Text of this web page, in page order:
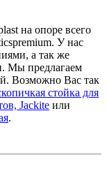
на опоре всего
У нас
а так же
Мы предлагаем
Возможно Вас так
стойка для
Jackite или
.